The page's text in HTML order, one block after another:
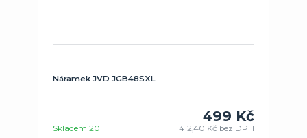
Náramek JVD JGB48SXL
499 Kč
412,40 Kč bez DPH
Skladem 20